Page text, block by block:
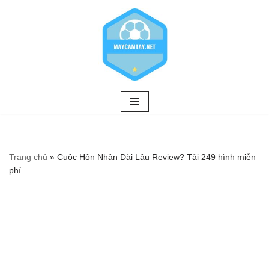
Trang chủ » Cuộc Hôn Nhân Dài Lâu Review? Tải 249 hình miễn
phí